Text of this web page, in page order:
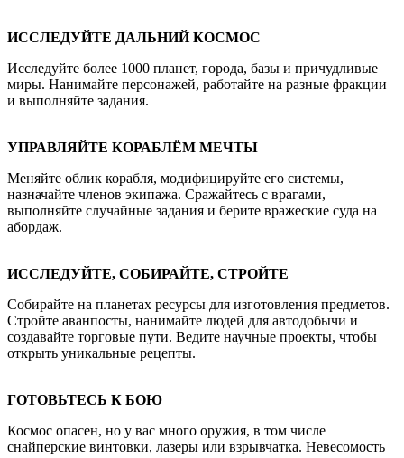
ИССЛЕДУЙТЕ ДАЛЬНИЙ КОСМОС
Исследуйте более 1000 планет, города, базы и причудливые
миры. Нанимайте персонажей, работайте на разные фракции
и выполняйте задания.
УПРАВЛЯЙТЕ КОРАБЛЁМ МЕЧТЫ
Меняйте облик корабля, модифицируйте его системы,
назначайте членов экипажа. Сражайтесь с врагами,
выполняйте случайные задания и берите вражеские суда на
абордаж.
ИССЛЕДУЙТЕ, СОБИРАЙТЕ, СТРОЙТЕ
Собирайте на планетах ресурсы для изготовления предметов.
Стройте аванпосты, нанимайте людей для автодобычи и
создавайте торговые пути. Ведите научные проекты, чтобы
открыть уникальные рецепты.
ГОТОВЬТЕСЬ К БОЮ
Космос опасен, но у вас много оружия, в том числе
снайперские винтовки, лазеры или взрывчатка. Невесомость